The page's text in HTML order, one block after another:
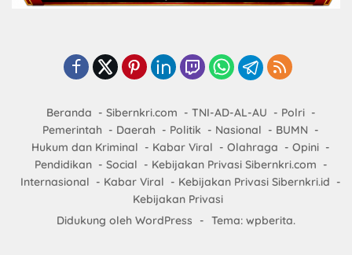
Beranda Sibernkri.com TNI-AD-AL-AU
Polri
Pemerintah
Daerah Politik Nasional
BUMN
Hukum dan Kriminal
Kabar Viral Olahraga
Opini
Pendidikan
Social
Kebijakan Privasi Sibernkri.com
Internasional
Kabar Viral
Kebijakan Privasi Sibernkri.id
Kebijakan Privasi
Didukung oleh WordPress
- Tema: wpberita.